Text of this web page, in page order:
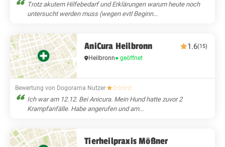
Trotz akutem Hilfebedarf und Erklärungen warum heute noch
untersucht werden muss (wegen evtl Beginn...
AniCura Heilbronn 1.6(15)
Heilbronn● geöffnet
Bewertung von Dogorama Nutzer·
Ich war am 12.12. Bei Anicura. Mein Hund hatte zuvor 2
Krampfanfälle. Habe angerufen und am...
Tierheilpraxis Mößner